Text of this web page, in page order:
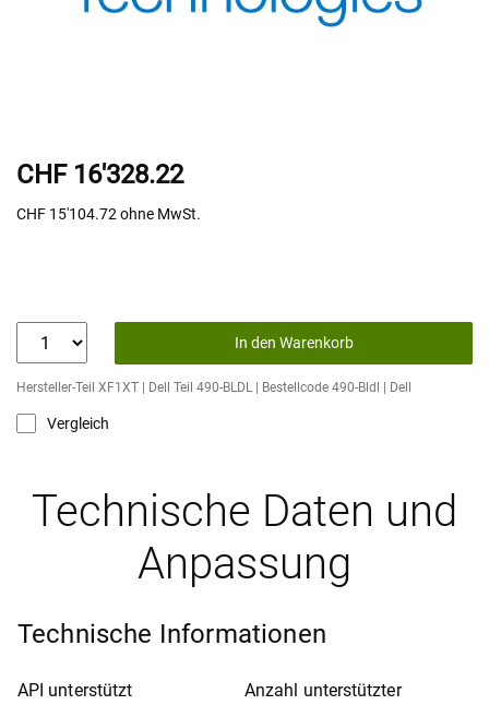
CHF 16'328.22
CHF 15'104.72ohne MwSt.
In den Warenkorb
Hersteller-Teil XF1XT | Dell Teil 490-BLDL | Bestellcode 490-Bldl | Dell
Vergleich
Technische Daten und
Anpassung
Technische Informationen
API unterstützt
Anzahl unterstützter